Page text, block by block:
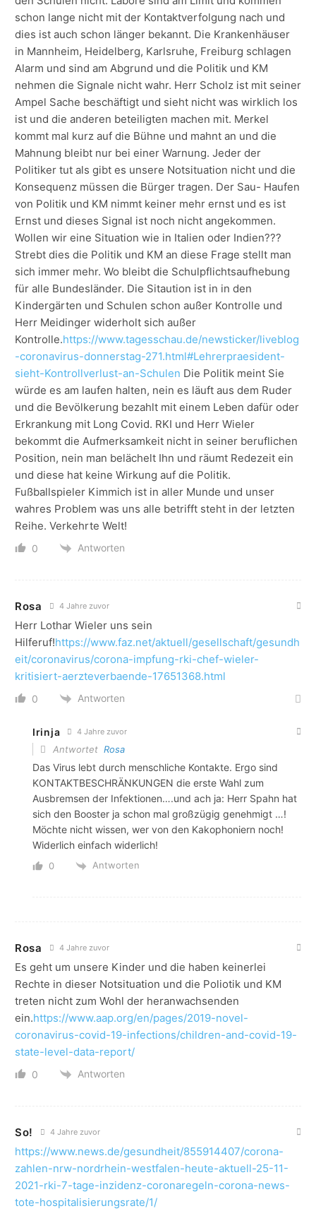
schon lange nicht mit der Kontaktverfolgung nach und
dies ist auch schon länger bekannt. Die Krankenhäuser
in Mannheim, Heidelberg, Karlsruhe, Freiburg schlagen
Alarm und sind am Abgrund und die Politik und KM
nehmen die Signale nicht wahr. Herr Scholz ist mit seiner
Ampel Sache beschäftigt und sieht nicht was wirklich los
ist und die anderen beteiligten machen mit. Merkel
kommt mal kurz auf die Bühne und mahnt an und die
Mahnung bleibt nur bei einer Warnung. Jeder der
Politiker tut als gibt es unsere Notsituation nicht und die
Konsequenz müssen die Bürger tragen. Der Sau- Haufen
von Politik und KM nimmt keiner mehr ernst und es ist
Ernst und dieses Signal ist noch nicht angekommen.
Wollen wir eine Situation wie in Italien oder Indien???
Strebt dies die Politik und KM an diese Frage stellt man
sich immer mehr. Wo bleibt die Schulpflichtsaufhebung
für alle Bundesländer. Die Sitaution ist in in den
Kindergärten und Schulen schon außer Kontrolle und
Herr Meidinger widerholt sich außer
Kontrolle.https://www.tagesschau.de/newsticker/liveblog
-coronavirus-donnerstag-271.html#Lehrerpraesident-
sieht-Kontrollverlust-an-Schulen Die Politik meint Sie
würde es am laufen halten, nein es läuft aus dem Ruder
und die Bevölkerung bezahlt mit einem Leben dafür oder
Erkrankung mit Long Covid. RKI und Herr Wieler
bekommt die Aufmerksamkeit nicht in seiner beruflichen
Position, nein man belächelt Ihn und räumt Redezeit ein
und diese hat keine Wirkung auf die Politik.
Fußballspieler Kimmich ist in aller Munde und unser
wahres Problem was uns alle betrifft steht in der letzten
Reihe. Verkehrte Welt!
0 Antworten
Rosa 4 Jahre zuvor
Herr Lothar Wieler uns sein
Hilferuf!https://www.faz.net/aktuell/gesellschaft/gesundh
eit/coronavirus/corona-impfung-rki-chef-wieler-
kritisiert-aerzteverbaende-17651368.html
0 Antworten
Irinja 4 Jahre zuvor
Antwortet Rosa
Das Virus lebt durch menschliche Kontakte. Ergo sind
KONTAKTBESCHRÄNKUNGEN die erste Wahl zum
Ausbremsen der Infektionen….und ach ja: Herr Spahn hat
sich den Booster ja schon mal großzügig genehmigt …!
Möchte nicht wissen, wer von den Kakophoniern noch!
Widerlich einfach widerlich!
0 Antworten
Rosa 4 Jahre zuvor
Es geht um unsere Kinder und die haben keinerlei
Rechte in dieser Notsituation und die Poliotik und KM
treten nicht zum Wohl der heranwachsenden
ein.https://www.aap.org/en/pages/2019-novel-
coronavirus-covid-19-infections/children-and-covid-19-
state-level-data-report/
0 Antworten
So! 4 Jahre zuvor
https://www.news.de/gesundheit/855914407/corona-
zahlen-nrw-nordrhein-westfalen-heute-aktuell-25-11-
2021-rki-7-tage-inzidenz-coronaregeln-corona-news-
tote-hospitalisierungsrate/1/